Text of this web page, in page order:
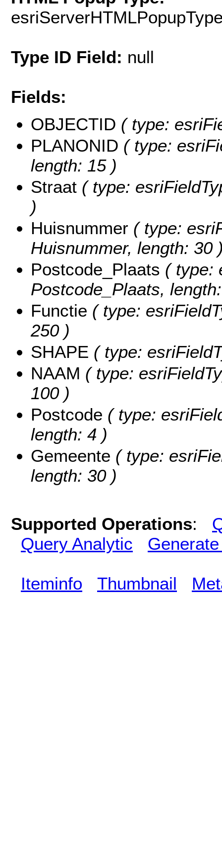
Type ID Field: null
Fields:
OBJECTID ( type:
PLANONID ( type:
length: 15 )
Straat ( type:
)
Huisnummer ( type:
Huisnummer, length: 30
Postcode_Plaats ( type:
Postcode_Plaats,
Functie ( type:
250 )
SHAPE ( type:
NAAM ( type:
100 )
Postcode ( type:
length: 4 )
Gemeente ( type:
length: 30 )
Supported Operations:
Query Analytic
Iteminfo Thumbnail